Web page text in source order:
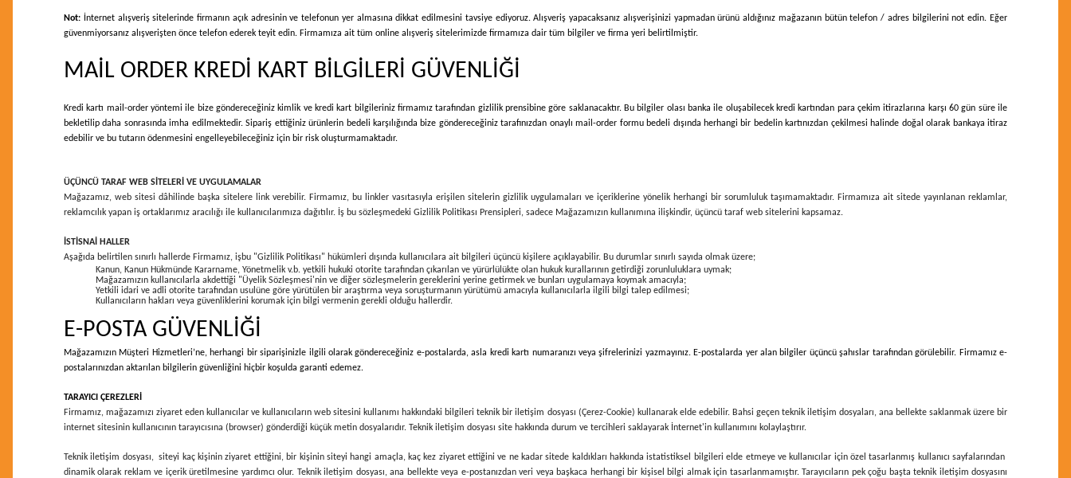
Not: İnternet alışveriş sitelerinde firmanın açık adresinin ve telefonun yer almasına dikkat edilmesini tavsiye ediyoruz. Alışveriş yapacaksanız alışverişinizi yapmadan ürünü aldığınız mağazanın bütün telefon / adres bilgilerini not edin. Eğer
güvenmiyorsanız alışverişten önce telefon ederek teyit edin. Firmamıza ait tüm online alışveriş sitelerimizde firmamıza dair tüm bilgiler ve firma yeri belirtilmiştir.
MAİL ORDER KREDİ KART BİLGİLERİ GÜVENLİĞİ
Kredi kartı mail-order yöntemi ile bize göndereceğiniz kimlik ve kredi kart bilgileriniz firmamız tarafından gizlilik prensibine göre saklanacaktır. Bu bilgiler olası banka ile oluşabilecek kredi kartından para çekim itirazlarına karşı 60 gün süre ile
bekletilip daha sonrasında imha edilmektedir. Sipariş ettiğiniz ürünlerin bedeli karşılığında bize göndereceğiniz tarafınızdan onaylı mail-order formu bedeli dışında herhangi bir bedelin kartınızdan çekilmesi halinde doğal olarak bankaya itiraz
edebilir ve bu tutarın ödenmesini engelleyebileceğiniz için bir risk oluşturmamaktadır.
ÜÇÜNCÜ TARAF WEB SİTELERİ VE UYGULAMALAR
Mağazamız, web sitesi dâhilinde başka sitelere link verebilir. Firmamız, bu linkler vasıtasıyla erişilen sitelerin gizlilik uygulamaları ve içeriklerine yönelik herhangi bir sorumluluk taşımamaktadır. Firmamıza ait sitede yayınlanan reklamlar,
reklamcılık yapan iş ortaklarımız aracılığı ile kullanıcılarımıza dağıtılır. İş bu sözleşmedeki Gizlilik Politikası Prensipleri, sadece Mağazamızın kullanımına ilişkindir, üçüncü taraf web sitelerini kapsamaz.
İSTİSNAİ HALLER
Aşağıda belirtilen sınırlı hallerde Firmamız, işbu "Gizlilik Politikası" hükümleri dışında kullanıcılara ait bilgileri üçüncü kişilere açıklayabilir. Bu durumlar sınırlı sayıda olmak üzere;
Kanun, Kanun Hükmünde Kararname, Yönetmelik v.b. yetkili hukuki otorite tarafından çıkarılan ve yürürlülükte olan hukuk kurallarının getirdiği zorunluluklara uymak;
Mağazamızın kullanıcılarla akdettiği "Üyelik Sözleşmesi'nin ve diğer sözleşmelerin gereklerini yerine getirmek ve bunları uygulamaya koymak amacıyla;
Yetkili idari ve adli otorite tarafından usulüne göre yürütülen bir araştırma veya soruşturmanın yürütümü amacıyla kullanıcılarla ilgili bilgi talep edilmesi;
Kullanıcıların hakları veya güvenliklerini korumak için bilgi vermenin gerekli olduğu hallerdir.
E-POSTA GÜVENLİĞİ
Mağazamızın Müşteri Hizmetleri’ne, herhangi bir siparişinizle ilgili olarak göndereceğiniz e-postalarda, asla kredi kartı numaranızı veya şifrelerinizi yazmayınız. E-postalarda yer alan bilgiler üçüncü şahıslar tarafından görülebilir. Firmamız e-
postalarınızdan aktarılan bilgilerin güvenliğini hiçbir koşulda garanti edemez.
TARAYICI ÇEREZLERİ
Firmamız, mağazamızı ziyaret eden kullanıcılar ve kullanıcıların web sitesini kullanımı hakkındaki bilgileri teknik bir iletişim dosyası (Çerez-Cookie) kullanarak elde edebilir. Bahsi geçen teknik iletişim dosyaları, ana bellekte saklanmak üzere bir
internet sitesinin kullanıcının tarayıcısına (browser) gönderdiği küçük metin dosyalarıdır. Teknik iletişim dosyası site hakkında durum ve tercihleri saklayarak İnternet'in kullanımını kolaylaştırır.
Teknik iletişim dosyası, siteyi kaç kişinin ziyaret ettiğini, bir kişinin siteyi hangi amaçla, kaç kez ziyaret ettiğini ve ne kadar sitede kaldıkları hakkında istatistiksel bilgileri elde etmeye ve kullanıcılar için özel tasarlanmış kullanıcı sayfalarından
dinamik olarak reklam ve içerik üretilmesine yardımcı olur. Teknik iletişim dosyası, ana bellekte veya e-postanızdan veri veya başkaca herhangi bir kişisel bilgi almak için tasarlanmamıştır. Tarayıcıların pek çoğu başta teknik iletişim dosyasını